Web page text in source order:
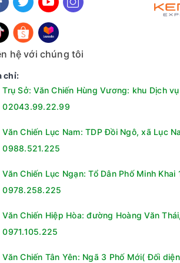
cấp chất lượng khung hình nhờ hàng loạt
tiệm cận độ chính xác ở mức pixel đồng
nghiệm xem thêm ấn tượng bất ngờ.
hệ với chúng tôi
chỉ:
Trụ Sở: Văn Chiến Hùng Vương: khu Dịch
02043.99.22.99
Văn Chiến Lục Nam: TDP Đồi Ngô, xã Lục
0988.521.225
Văn Chiến Lục Ngạn: Tổ Dân Phố Minh
0978.258.225
Văn Chiến Hiệp Hòa: đường Hoàng Văn
0971.105.225
Văn Chiến Tân Yên: Ngã 3 Phố Mới( Đối